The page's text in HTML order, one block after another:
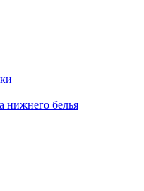
нижнего белья